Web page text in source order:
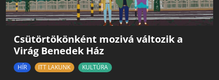
Csütörtökönként mozivá változik a
Virág Benedek Ház
HÍR ITT LAKUNK KULTÚRA